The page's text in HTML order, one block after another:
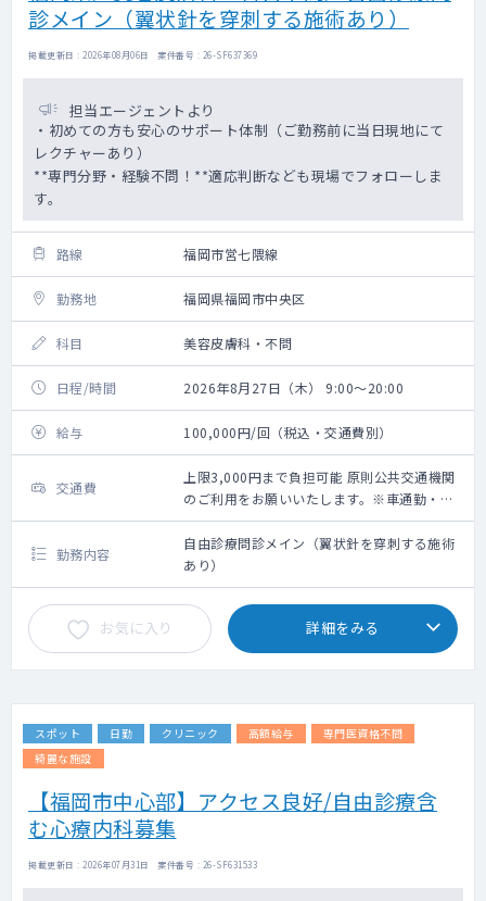
診メイン（翼状針を穿刺する施術あり）
掲載更新日 : 2026年08月06日 案件番号 : 26-SF637369
担当エージェントより
・初めての方も安心のサポート体制（ご勤務前に当日現地にて
レクチャーあり）
**専門分野・経験不問！**適応判断なども現場でフォローしま
す。
路線 福岡市営七隈線
勤務地 福岡県福岡市中央区
科目 美容皮膚科・不問
日程/時間 2026年8月27日（木） 9:00～20:00
給与 100,000円/回（税込・交通費別）
交通費
上限3,000円まで負担可能 原則公共交通機関
のご利用をお願いいたします。※車通勤・タ
クシー利用要相談
勤務内容
自由診療問診メイン（翼状針を穿刺する施術
あり）
お気に入り 詳細をみる
スポット 日勤 クリニック 高額給与
専門医資格不問
綺麗な施設
【福岡市中心部】アクセス良好/自由診療含
む心療内科募集
掲載更新日 : 2026年07月31日 案件番号 : 26-SF631533